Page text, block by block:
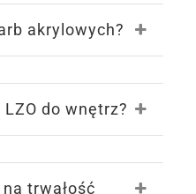
akrylowych?
do wnętrz?
trwałość